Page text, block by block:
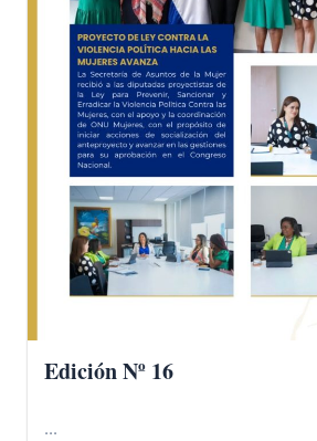
Edición Nº 16
...